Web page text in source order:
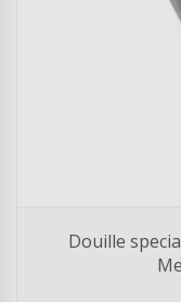
Douille